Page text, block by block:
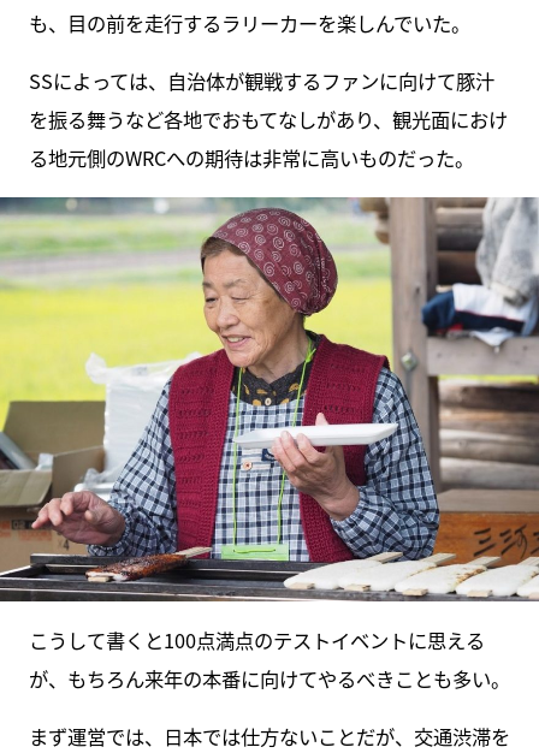
も、目の前を走行するラリーカーを楽しんでいた。
SSによっては、自治体が観戦するファンに向けて豚汁
を振る舞うなど各地でおもてなしがあり、観光面におけ
る地元側のWRCへの期待は非常に高いものだった。
こうして書くと100点満点のテストイベントに思える
が、もちろん来年の本番に向けてやるべきことも多い。
まず運営では、日本では仕方ないことだが、交通渋滞を